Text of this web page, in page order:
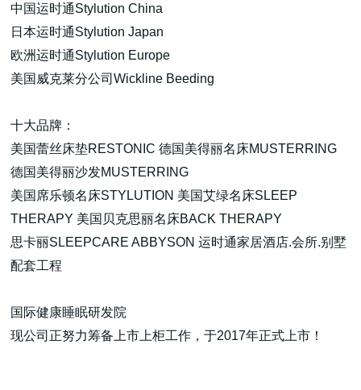
中国运时通Stylution China
日本运时通Stylution Japan
欧洲运时通Stylution Europe
美国威克莱分公司Wickline Beeding
十大品牌：
美国蕾丝床垫RESTONIC 德国美得丽名床MUSTERRING
德国美得丽沙发MUSTERRING
美国席乐顿名床STYLUTION 美国艾绿名床SLEEP
THERAPY 美国贝克思丽名床BACK THERAPY
思卡丽SLEEPCARE ABBYSON 运时通家居酒店.会所.别墅
配套工程
国际健康睡眠研发院
现公司正努力筹备上市上柜工作，于2017年正式上市！